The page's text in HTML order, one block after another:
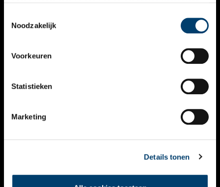
Noodzakelijk
Voorkeuren
Statistieken
Marketing
Details tonen
VERHALEN
KALENDER
THEMA’S
VIDEO’S
CONTACT